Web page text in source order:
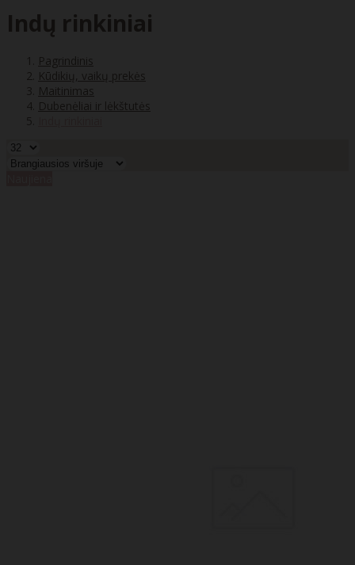
Indų rinkiniai
Pagrindinis
Kūdikių, vaikų prekės
Maitinimas
Dubenėliai ir lėkštutės